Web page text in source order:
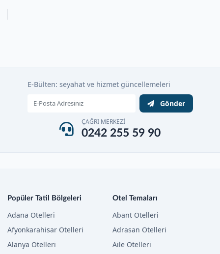
E-Bülten: seyahat ve hizmet güncellemeleri
Gönder
ÇAĞRI MERKEZİ
0242 255 59 90
Popüler Tatil Bölgeleri
Adana Otelleri
Afyonkarahisar Otelleri
Alanya Otelleri
Otel Temaları
Abant Otelleri
Adrasan Otelleri
Aile Otelleri